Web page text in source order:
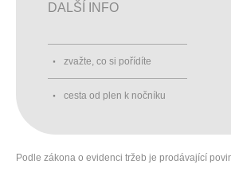
DALŠÍ INFO
zvažte, co si pořídíte
cesta od plen k nočníku
Podle zákona o evidenci tržeb je prodávající